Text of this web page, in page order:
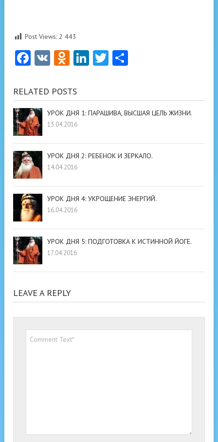
Post Views: 2 443
Facebook
VK Odnoklassniki
LinkedIn
Twitter
RELATED POSTS
УРОК ДНЯ 1: ПАРАШИВА, ВЫСШАЯ ЦЕЛЬ ЖИЗНИ.
13.04.2016
УРОК ДНЯ 2: РЕБЕНОК И ЗЕРКАЛО.
14.04.2016
УРОК ДНЯ 4: УКРОЩЕНИЕ ЭНЕРГИЙ.
16.04.2016
УРОК ДНЯ 5: ПОДГОТОВКА К ИСТИННОЙ ЙОГЕ.
17.04.2016
LEAVE A REPLY